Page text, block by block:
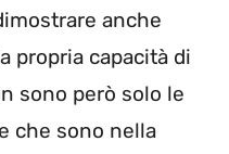
anche
propria capacità di
sono però solo le
che sono nella